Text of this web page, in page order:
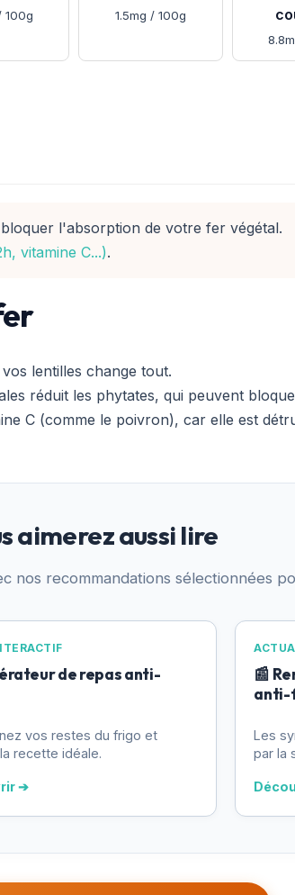
100g 1.5mg / 100g
l'absorption de votre fer végétal.
vitamine C...).
lentilles change tout.
réduit les phytates, qui peuvent
C (comme le poivron), car elle est
aimerez aussi lire
nos recommandations sélectionnées
de repas anti-
vos restes du frigo et
recette idéale.
➔
📰
anti-
Les
par la